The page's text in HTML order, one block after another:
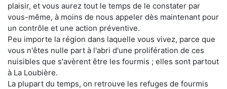
plaisir, et vous aurez tout le temps de le constater par
vous-même, à moins de nous appeler dès maintenant pour
un contrôle et une action préventive.
Peu importe la région dans laquelle vous vivez, parce que
vous n'êtes nulle part à l'abri d'une prolifération de ces
nuisibles que s'avèrent être les fourmis ; elles sont partout
à La Loubière.
La plupart du temps, on retrouve les refuges de fourmis